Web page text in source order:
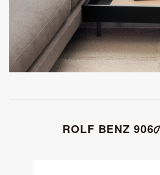
ROLF BENZ 906